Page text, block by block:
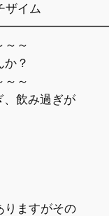
イム
～
？
～
飲み過ぎが
ますがその